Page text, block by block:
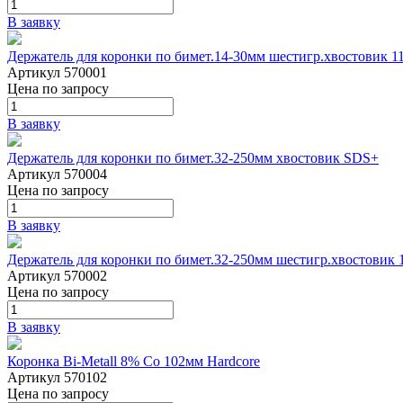
В заявку
Держатель для коронки по бимет.14-30мм шестигр.хвостовик
Артикул 570001
Цена по запросу
В заявку
Держатель для коронки по бимет.32-250мм хвостовик SDS+
Артикул 570004
Цена по запросу
В заявку
Держатель для коронки по бимет.32-250мм шестигр.хвостовик
Артикул 570002
Цена по запросу
В заявку
Коронка Bi-Metall 8% Co 102мм Hardcore
Артикул 570102
Цена по запросу